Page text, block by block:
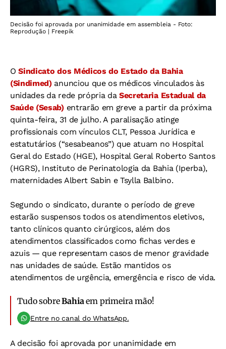
Decisão foi aprovada por unanimidade em assembleia - Foto:
Reprodução | Freepik
OSindicato dos Médicos do Estado da Bahia
(Sindimed)anunciou que os médicos vinculados às
unidades da rede própria daSecretaria Estadual da
Saúde (Sesab)entrarão em greve a partir da próxima
quinta-feira, 31 de julho. A paralisação atinge
profissionais com vínculos CLT, Pessoa Jurídica e
estatutários (“sesabeanos”) que atuam no Hospital
Geral do Estado (HGE), Hospital Geral Roberto Santos
(HGRS), Instituto de Perinatologia da Bahia (Iperba),
maternidades Albert Sabin e Tsylla Balbino.
Segundo o sindicato, durante o período de greve
estarão suspensos todos os atendimentos eletivos,
tanto clínicos quanto cirúrgicos, além dos
atendimentos classificados como fichas verdes e
azuis — que representam casos de menor gravidade
nas unidades de saúde. Estão mantidos os
atendimentos de urgência, emergência e risco de vida.
Tudo sobreBahiaem primeira mão!
Entre no canal do WhatsApp.
A decisão foi aprovada por unanimidade em